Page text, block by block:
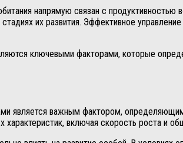
напрямую связан с
их развития. Эффективное
ключевыми факторами, которые
является важным фактором,
включая скорость роста и